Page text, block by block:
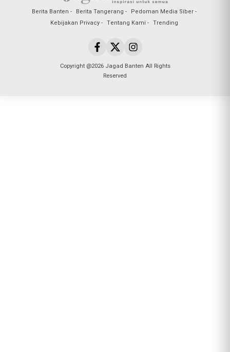
Berita Banten Berita Tangerang
Pedoman Media Siber
Kebijakan Privacy
Tentang Kami Trending
Copyright @2026 Jagad Banten All Rights
Reserved